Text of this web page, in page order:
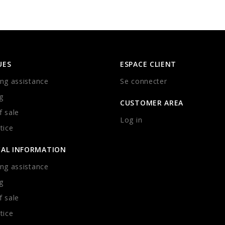
assistance
sale
INFORMATION
assistance
sale
ESPACE CLIENT
Se connecter
CUSTOMER AREA
Log in